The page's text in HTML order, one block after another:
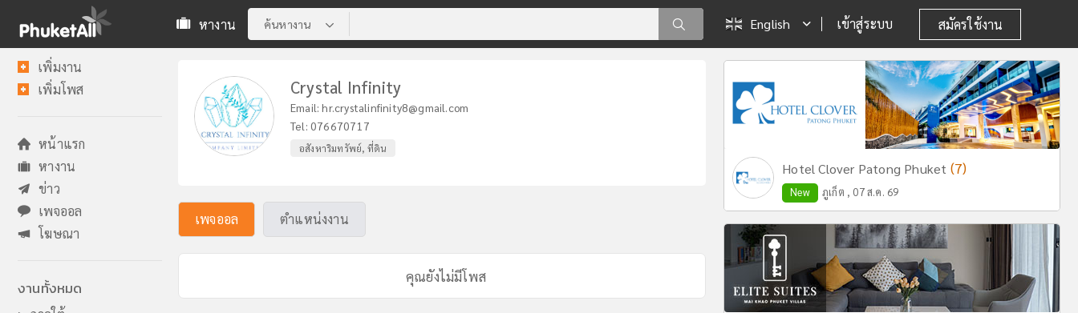
หางาน ค้นหางาน English เข้าสู่ระบบ สมัครใช้งาน
เพิ่มงาน
เพิ่มโพส
หน้าแรก
หางาน
ข่าว
เพจออล
โฆษณา
งานทั้งหมด
Crystal Infinity
Email:hr.crystalinfinity8@gmail.com
Tel: 076670717
อสังหาริมทรัพย์, ที่ดิน
เพจออล ตำแหน่งงาน
คุณยังไม่มีโพส
Hotel Clover Patong Phuket (7)
New ภูเก็ต , 07 ส.ค. 69